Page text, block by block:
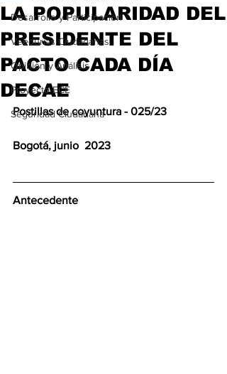
Desarrollo y Participación
Veedurías Ciudadanas
Opinión y Análisis
Proyecto ECE
Seguridad Ciudadana
LA POPULARIDAD DEL
PRESIDENTE DEL
PACTO CADA DÍA
DECAE
Postillas de coyuntura - 025/23
Bogotá, junio  2023
Antecedente